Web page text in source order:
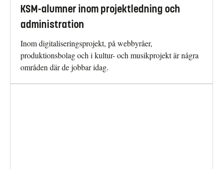
KSM-alumner inom projektledning och
administration
Inom digitaliseringsprojekt, på webbyråer,
produktionsbolag och i kultur- och musikprojekt är några
områden där de jobbar idag.